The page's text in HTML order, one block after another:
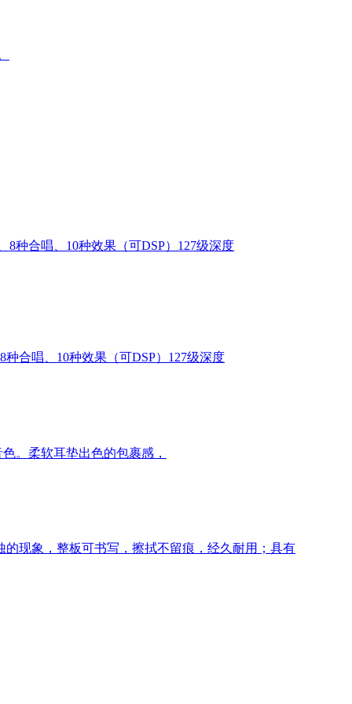
种合唱、10种效果（可DSP）127级深度
合唱、10种效果（可DSP）127级深度
。柔软耳垫出色的包裹感，
现象，整板可书写，擦拭不留痕，经久耐用；具有